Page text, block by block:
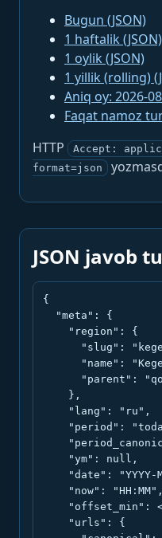
Bugun (JSON)
1 haftalik (JSON)
1 oylik (JSON)
1 yillik (rolling)
Aniq oy: 2026-
Faqat namoz
HTTP
Accept:
format=json
JSON javob
{
  "meta": {
    "region": {
"slug":
"name":
"parent":
    },
    "lang": "ru",
"period":
    "ym": null,
"date": "YYYY-
    "now": "HH:MM",
"offset_min":
    "urls": {